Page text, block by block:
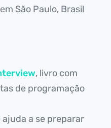
São Paulo, Brasil
, livro com
de programação
ajuda a se preparar